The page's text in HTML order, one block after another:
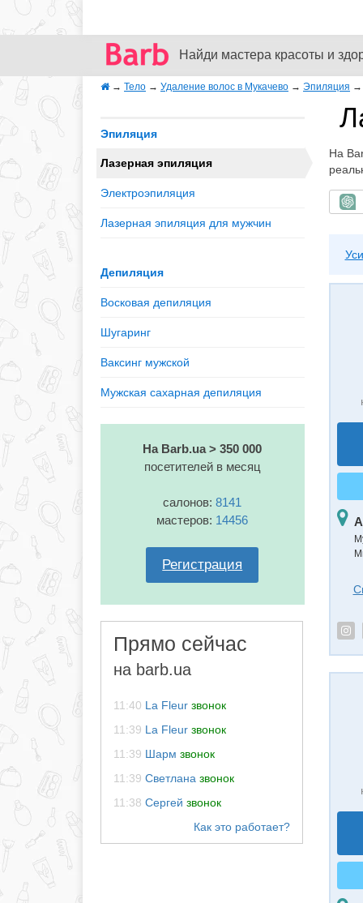
Найди мастера красоты и
→ Тело → Удаление волос в Мукачево → Эпиляция
На
Эпиляция
Лазерная эпиляция
Электроэпиляция
Лазерная эпиляция для мужчин
Депиляция
Восковая депиляция
Шугаринг
Ваксинг мужской
Мужская сахарная депиляция
На Barb.ua > 350 000
посетителей в месяц
салонов:8141
мастеров: 14456
Регистрация
Прямо сейчас
на barb.ua
11:40 La Fleur звонок
11:39 La Fleur звонок
11:39 Шарм звонок
11:39 Светлана звонок
11:38 Сергей звонок